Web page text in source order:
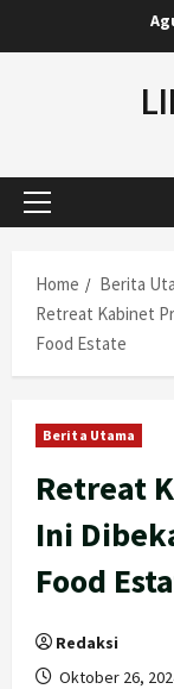
to
Primary
Home
Berita
Retreat Kabinet
Food Estate
Berita Utama
Retreat
Ini
Food
Redaksi
Oktober 26,